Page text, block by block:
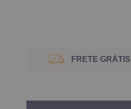
FRETE GRÁTIS